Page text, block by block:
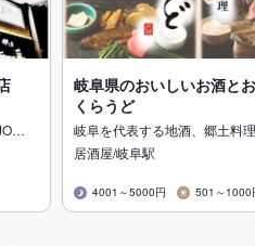
岐阜県のおいしいお酒と
くらうど
岐阜を代表する地酒、郷土料
居酒屋/岐阜駅
4001～5000円 501～1000